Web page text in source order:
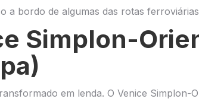
a bordo de algumas das rotas
Simplon-
em lenda. O Venice Simplon-